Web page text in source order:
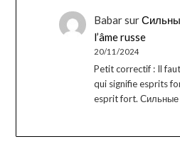
Babarsur
l’âme russe
20/11/2024
Petit correctif : Il
qui signifie esprits
esprit fort.